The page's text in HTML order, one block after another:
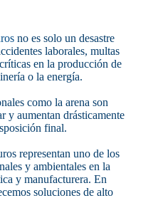
no es solo un desastre
laborales, multas
en la producción de
o la energía.
como la arena son
y aumentan drásticamente
final.
representan uno de los
y ambientales en la
y manufacturera. En
soluciones de alto